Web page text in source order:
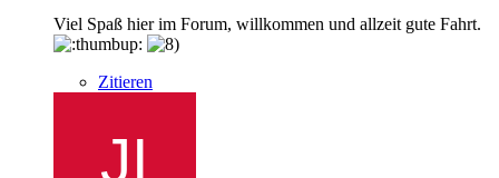
Viel Spaß hier im Forum, willkommen und allzeit gute Fahrt.
Zitieren